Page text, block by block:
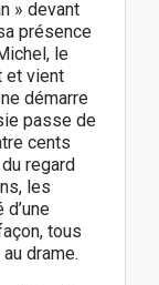
» devant
présence
le
et vient
démarre
passe de
cents
regard
les
tous
drame.